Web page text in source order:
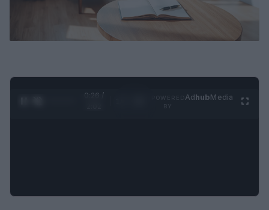
0:27 /
AdhubMedia